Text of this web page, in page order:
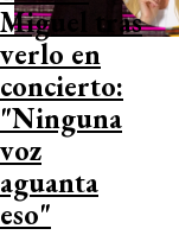
Miguel tras
verlo en
concierto:
"Ninguna
voz
aguanta
eso"